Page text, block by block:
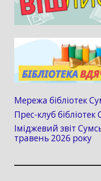
Мережа бібліотек
Прес-клуб
Іміджевий звіт
травень 2026 року